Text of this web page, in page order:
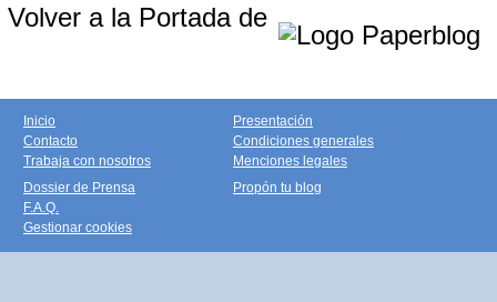
Volver a la Portada de
Inicio
Contacto
Trabaja con nosotros
Presentación
Condiciones generales
Menciones legales
Dossier de Prensa
F.A.Q.
Gestionar cookies
Propón tu blog